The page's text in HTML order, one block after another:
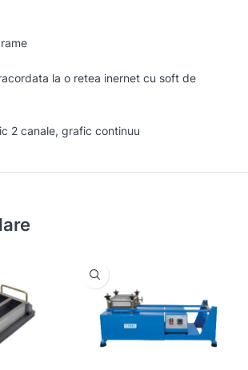
la o retea inernet cu soft de
2 canale, grafic continuu